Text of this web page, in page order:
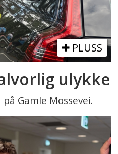
PLUSS
ulykke
Gamle Mossevei.